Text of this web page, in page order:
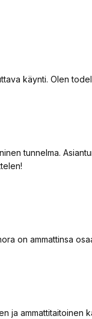
käynti. Olen
tunnelma.
on ammattinsa
ja ammattitaitoinen